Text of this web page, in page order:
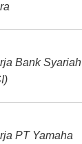
Bank Syariah
PT Yamaha